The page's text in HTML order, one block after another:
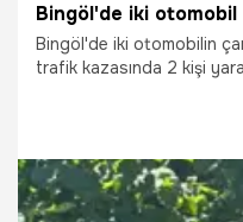
Bingöl'de iki otomobil
Bingöl'de iki otomobilin
trafik kazasında 2 kişi